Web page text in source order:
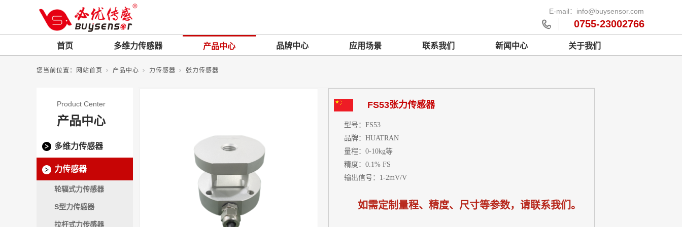
E-mail：info@buysensor.com
0755-23002766
首页 多维力传感器 产品中心 品牌中心 应用场景 联系我们 新闻中心 关于我们
您当前位置： 网站首页 产品中心 力传感器 张力传感器
Product Center
产品中心
多维力传感器
力传感器
轮辐式力传感器
S型力传感器
拉杆式力传感器
FS53张力传感器
型号： FS53
品牌： HUATRAN
量程： 0-10kg等
精度： 0.1% FS
输出信号： 1-2mV/V
如需定制量程、精度、尺寸等参数，请联系我们。